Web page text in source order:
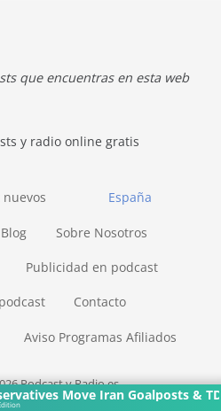
Move Iran Goalposts & TDS
que encuentras en esta web
y radio online gratis
España
nuevos
Blog Sobre Nosotros
Publicidad en podcast
Contacto
Aviso Programas Afiliados
Podcast y Radio.es